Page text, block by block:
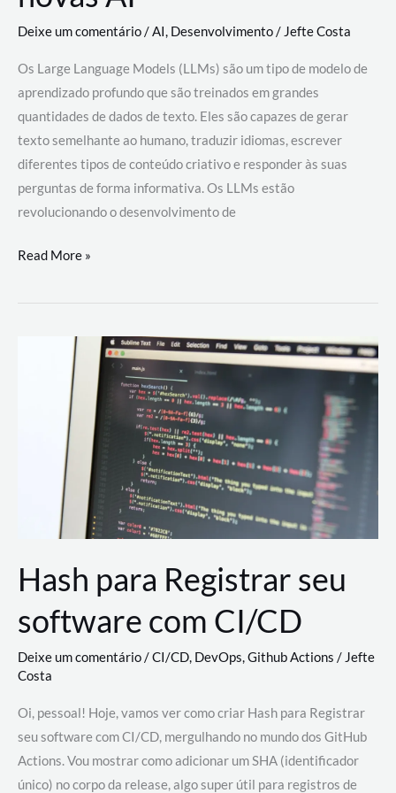
Deixe um comentário/AI, Desenvolvimento/ Jefte Costa
Os Large Language Models (LLMs) são um tipo de modelo de
aprendizado profundo que são treinados em grandes
quantidades de dados de texto. Eles são capazes de gerar
texto semelhante ao humano, traduzir idiomas, escrever
diferentes tipos de conteúdo criativo e responder às suas
perguntas de forma informativa. Os LLMs estão
revolucionando o desenvolvimento de
Large
Models
revolucionando
desenvolvimento
Read More »
Hash para Registrar seu
software com CI/CD
Deixe um comentário/CI/CD, DevOps,Github Actions /Jefte
Costa
Oi, pessoal! Hoje, vamos ver como criar Hash para Registrar
seu software com CI/CD, mergulhando no mundo dos GitHub
Actions. Vou mostrar como adicionar um SHA (identificador
único) no corpo da release, algo super útil para registros de